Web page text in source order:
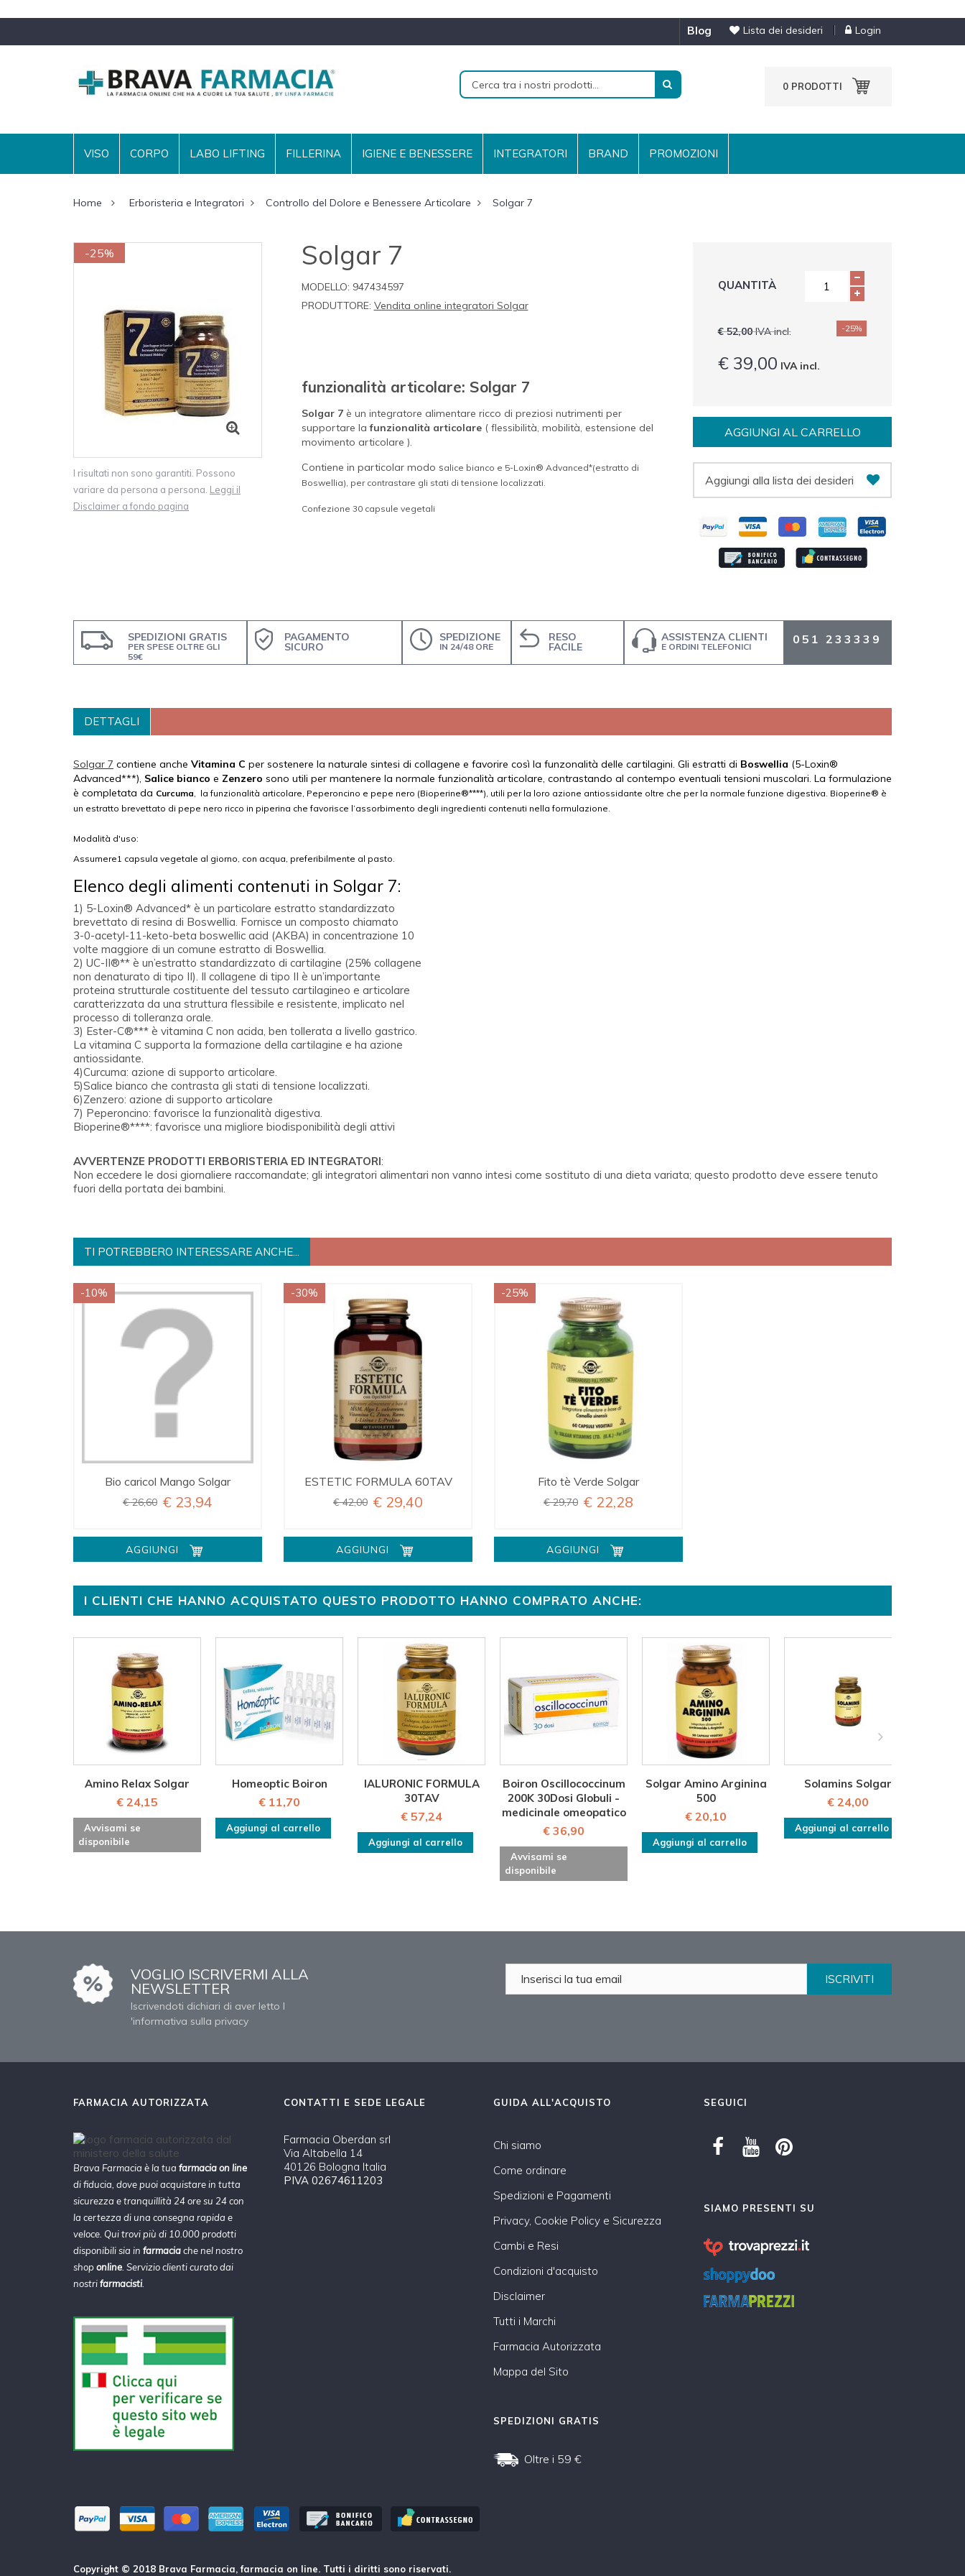
Lista dei desideri Login
blog
0 PRODOTTI
VISO CORPO LABO LIFTING FILLERINA IGIENE E BENESSERE INTEGRATORI BRAND PROMOZIONI
Home Erboristeria e Integratori Controllo del Dolore e Benessere Articolare Solgar 7
-25%
I risultati non sono garantiti. Possono
variare da persona a persona. Leggi il
Disclaimer a fondo pagina
Solgar 7
MODELLO: 947434597
PRODUTTORE: Vendita online integratori Solgar
funzionalità articolare: Solgar 7
Solgar 7è un integratore alimentare ricco di preziosi nutrimenti per
supportare lafunzionalità articolare( flessibilità, mobilità, estensione del
movimento articolare ).
Contiene in particolar modo salice bianco e 5-Loxin® Advanced*(estratto di
Boswellia), per contrastare gli stati di tensione localizzati.
Confezione 30 capsule vegetali
QUANTITÀ
€ 52,00IVA incl. -25%
€ 39,00 IVA incl.
AGGIUNGI AL CARRELLO
Aggiungi alla lista dei desideri
SPEDIZIONI GRATIS
PER SPESE OLTRE GLI
59€
PAGAMENTO
SICURO
SPEDIZIONE
IN 24/48 ORE
RESO
FACILE
ASSISTENZA CLIENTI
E ORDINI TELEFONICI
051 233339
DETTAGLI
Solgar 7 contiene anche Vitamina C per sostenere la naturale sintesi di collagene e favorire così la funzonalità delle cartilagini. Gli estratti di Boswellia (5-Loxin®
Advanced***), Salice bianco e Zenzero sono utili per mantenere la normale funzionalità articolare, contrastando al contempo eventuali tensioni muscolari. La formulazione
è completata da Curcuma , la funzionalità articolare, Peperoncino e pepe nero (Bioperine®****), utili per la loro azione antiossidante oltre che per la normale funzione digestiva. Bioperine® è
un estratto brevettato di pepe nero ricco in piperina che favorisce l’assorbimento degli ingredienti contenuti nella formulazione.
Modalità d'uso:
Assumere1 capsula vegetale al giorno, con acqua, preferibilmente al pasto.
Elenco degli alimenti contenuti in Solgar 7:
1) 5-Loxin® Advanced* è un particolare estratto standardizzato
brevettato di resina di Boswellia. Fornisce un composto chiamato
3-0-acetyl-11-keto-beta boswellic acid (AKBA) in concentrazione 10
volte maggiore di un comune estratto di Boswellia.
2) UC-II®** è un’estratto standardizzato di cartilagine (25% collagene
non denaturato di tipo II). Il collagene di tipo II è un’importante
proteina strutturale costituente del tessuto cartilagineo e articolare
caratterizzata da una struttura flessibile e resistente, implicato nel
processo di tolleranza orale.
3) Ester-C®*** è vitamina C non acida, ben tollerata a livello gastrico.
La vitamina C supporta la formazione della cartilagine e ha azione
antiossidante.
4)Curcuma: azione di supporto articolare.
5)Salice bianco che contrasta gli stati di tensione localizzati.
6)Zenzero: azione di supporto articolare
7) Peperoncino: favorisce la funzionalità digestiva.
Bioperine®****: favorisce una migliore biodisponibilità degli attivi
AVVERTENZE PRODOTTI ERBORISTERIA ED INTEGRATORI:
Non eccedere le dosi giornaliere raccomandate; gli integratori alimentari non vanno intesi come sostituto di una dieta variata; questo prodotto deve essere tenuto
fuori della portata dei bambini.
TI POTREBBERO INTERESSARE ANCHE...
Bio caricol Mango Solgar
€ 26,60 € 23,94
-10%
AGGIUNGI
ESTETIC FORMULA 60TAV
€ 42,00 € 29,40
-30%
AGGIUNGI
Fito tè Verde Solgar
€ 29,70 € 22,28
-25%
AGGIUNGI
I CLIENTI CHE HANNO ACQUISTATO QUESTO PRODOTTO HANNO COMPRATO ANCHE:
Amino Relax Solgar
€ 24,15
Avvisami se
disponibile
Homeoptic Boiron
€ 11,70
Aggiungi al carrello
IALURONIC FORMULA
30TAV
€ 57,24
Aggiungi al carrello
Boiron Oscillococcinum
200K 30Dosi Globuli -
medicinale omeopatico
€ 36,90
Avvisami se
disponibile
Solgar Amino Arginina
500
€ 20,10
Aggiungi al carrello
Solamins Solgar
€ 24,00
Aggiungi al carrello
VOGLIO ISCRIVERMI ALLA
NEWSLETTER
Iscrivendoti dichiari di aver letto l
'informativa sulla privacy
ISCRIVITI
FARMACIA AUTORIZZATA
Brava Farmacia è la tua farmacia on line
di fiducia, dove puoi acquistare in tutta
sicurezza e tranquillità 24 ore su 24 con
la certezza di una consegna rapida e
veloce. Qui trovi più di 10.000 prodotti
disponibili sia in farmaciache nel nostro
shoponline . Servizio clienti curato dai
nostrifarmacisti
CONTATTI E SEDE LEGALE
Farmacia Oberdan srl
Via Altabella 14
40126 Bologna Italia
PIVA 02674611203
GUIDA ALL'ACQUISTO
Chi siamo
Come ordinare
Spedizioni e Pagamenti
Privacy, Cookie Policy e Sicurezza
Cambi e Resi
Condizioni d'acquisto
Disclaimer
Tutti i Marchi
Farmacia Autorizzata
Mappa del Sito
SPEDIZIONI GRATIS
Oltre i 59 €
SEGUICI
SIAMO PRESENTI SU
Copyright © 2018 Brava Farmacia, farmacia on line. Tutti i diritti sono riservati.